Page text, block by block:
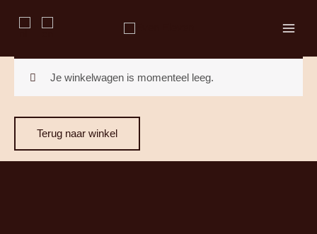
inhoud
Je winkelwagen is momenteel leeg.
Terug naar winkel